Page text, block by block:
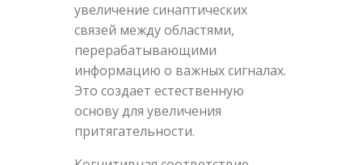
увеличение синаптических
связей между областями,
перерабатывающими
информацию о важных сигналах.
Это создает естественную
основу для увеличения
притягательности.